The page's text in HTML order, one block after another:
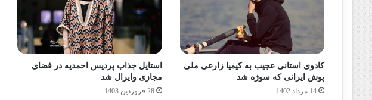
کادوی استانی عجیب به کیمیا زارعی ملی
پوش ایرانی که سوژه شد
14 مرداد 1402
استایل جذاب پردیس احمدیه در فضای
مجازی وایرال شد
28 فروردین 1403